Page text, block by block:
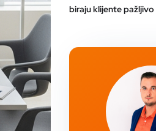
biraju klijente pažljivo